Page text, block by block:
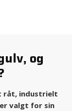
og
råt, industrielt
valgt for sin